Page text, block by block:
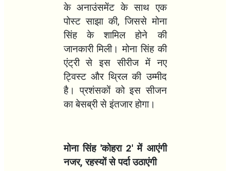
के अनाउंसमेंट के साथ एक
पोस्ट साझा की,जिससे मोना
सिंह के शामिल होने की
जानकारी मिली। मोना सिंह की
एंट्री से इस सीरीज में नए
ट्विस्ट और थ्रिल की उम्मीद
है। प्रशंसकों को इस सीजन
का बेसब्री से इंतजार होगा।
मोना सिंह 'कोहरा 2'में आएंगी
नजर,रहस्यों से पर्दा उठाएंगी